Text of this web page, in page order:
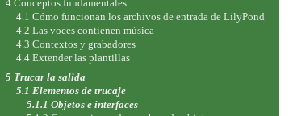
4 Conceptos fundamentales
4.1 Cómo funcionan los archivos de entrada de LilyPond
4.2 Las voces contienen música
4.3 Contextos y grabadores
4.4 Extender las plantillas
5 Trucar la salida
5.1 Elementos de trucaje
5.1.1 Objetos e interfaces